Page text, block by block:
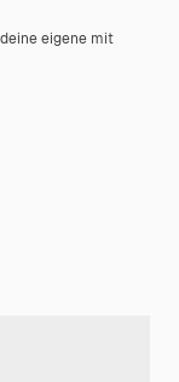
eigene mit